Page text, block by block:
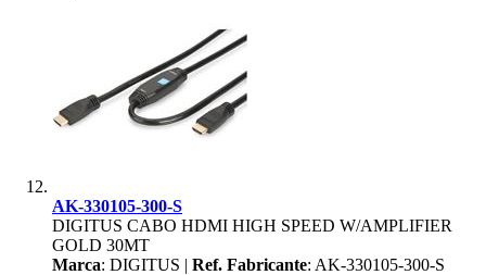
AK-330105-300-S
DIGITUS CABO HDMI HIGH SPEED W/AMPLIFIER
GOLD 30MT
Marca: DIGITUS | Ref. Fabricante: AK-330105-300-S